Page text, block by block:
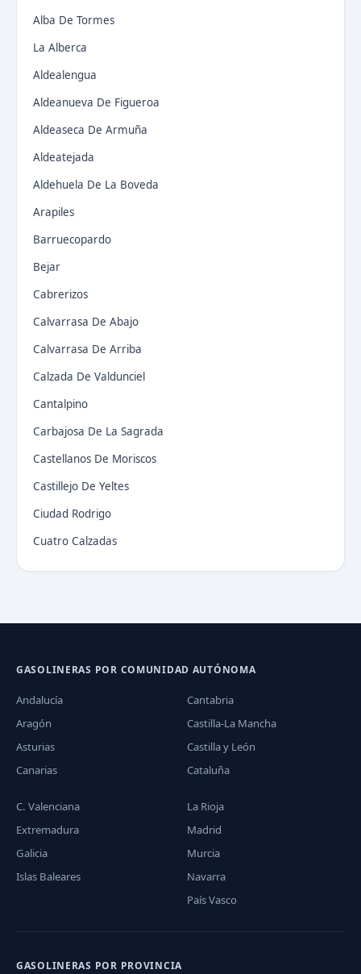
Alba De Tormes
La Alberca
Aldealengua
Aldeanueva De Figueroa
Aldeaseca De Armuña
Aldeatejada
Aldehuela De La Boveda
Arapiles
Barruecopardo
Bejar
Cabrerizos
Calvarrasa De Abajo
Calvarrasa De Arriba
Calzada De Valdunciel
Cantalpino
Carbajosa De La Sagrada
Castellanos De Moriscos
Castillejo De Yeltes
Ciudad Rodrigo
Cuatro Calzadas
GASOLINERAS POR COMUNIDAD AUTÓNOMA
Andalucía
Aragón
Asturias
Canarias
Cantabria
Castilla-La Mancha
Castilla y León
Cataluña
C. Valenciana
Extremadura
Galicia
Islas Baleares
La Rioja
Madrid
Murcia
Navarra
País Vasco
GASOLINERAS POR PROVINCIA